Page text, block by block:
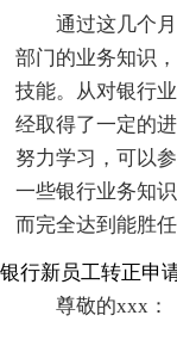
通过这几个
部门的业务知识
技能。从对银行
经取得了一定的
努力学习，可以
一些银行业务知
而完全达到能胜
银行新员工转正申
尊敬的xxx：